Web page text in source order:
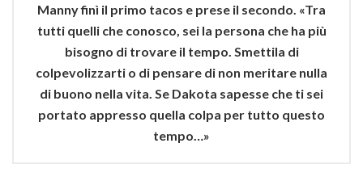
Manny finì il primo tacos e prese il secondo. «Tra
tutti quelli che conosco, sei la persona che ha più
bisogno di trovare il tempo. Smettila di
colpevolizzarti o di pensare di non meritare nulla
di buono nella vita. Se Dakota sapesse che ti sei
portato appresso quella colpa per tutto questo
tempo…»